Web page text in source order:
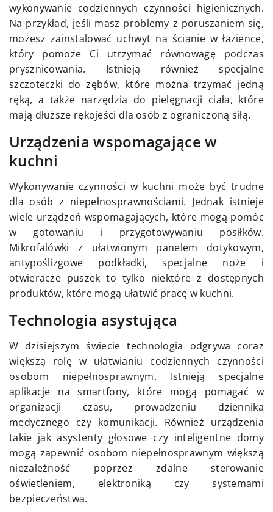
wykonywanie codziennych czynności higienicznych.
Na przykład, jeśli masz problemy z poruszaniem się,
możesz zainstalować uchwyt na ścianie w łazience,
który pomoże Ci utrzymać równowagę podczas
prysznicowania. Istnieją również specjalne
szczoteczki do zębów, które można trzymać jedną
ręką, a także narzędzia do pielęgnacji ciała, które
mają dłuższe rękojeści dla osób z ograniczoną siłą.
Urządzenia wspomagające w
kuchni
Wykonywanie czynności w kuchni może być trudne
dla osób z niepełnosprawnościami. Jednak istnieje
wiele urządzeń wspomagających, które mogą pomóc
w gotowaniu i przygotowywaniu posiłków.
Mikrofalówki z ułatwionym panelem dotykowym,
antypoślizgowe podkładki, specjalne noże i
otwieracze puszek to tylko niektóre z dostępnych
produktów, które mogą ułatwić pracę w kuchni.
Technologia asystująca
W dzisiejszym świecie technologia odgrywa coraz
większą rolę w ułatwianiu codziennych czynności
osobom niepełnosprawnym. Istnieją specjalne
aplikacje na smartfony, które mogą pomagać w
organizacji czasu, prowadzeniu dziennika
medycznego czy komunikacji. Również urządzenia
takie jak asystenty głosowe czy inteligentne domy
mogą zapewnić osobom niepełnosprawnym większą
niezależność poprzez zdalne sterowanie
oświetleniem, elektroniką czy systemami
bezpieczeństwa.